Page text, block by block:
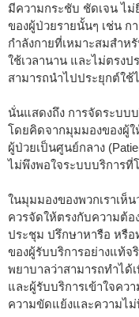
มีความกระชับ ชัดเจน ไ
ของผู้ป่วยรายนั้นๆ เช่น ก
กำลังกายที่เหมาะสมสำห
ใช้เวลานาน และไม่ตรงป
สามารถนำไปประยุกต์ใช้
นั่นแสดงถึง การจัดระบบ
โดยคิดจากมุมมองของผู้ใ
ผู้ป่วยเป็นศูนย์กลาง
ไม่พึงพอใจระบบบริการที่
ในมุมมองของพวกเราเห็
ควรจัดให้ตรงกับความต้อ
ประชุม ปรึกษาหารือ หรื
ของผู้รับบริการอย่างแท้
พยาบาลว่าสามารถทำได้
และผู้รับบริการเข้าใจคว
ความขัดแย้งและความไม่